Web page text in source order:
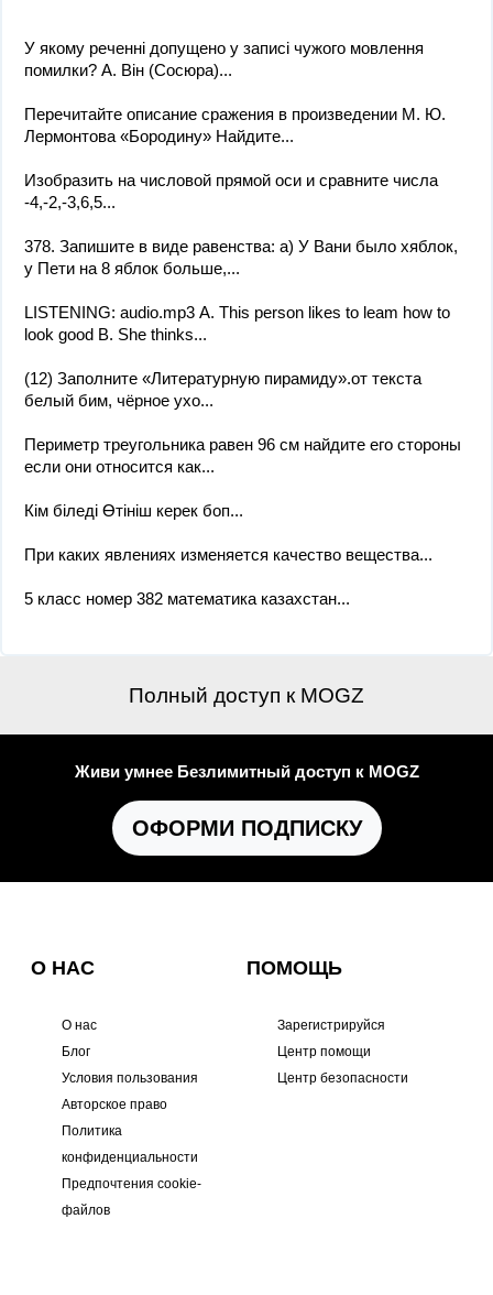
У якому реченні допущено у записі чужого мовлення
помилки? А. Він (Сосюра)...
Перечитайте описание сражения в произведении М. Ю.
Лермонтова «Бородину» Найдите...
Изобразить на числовой прямой оси и сравните числа
-4,-2,-3,6,5​...
378. Запишите в виде равенства: а) У Вани было хяблок,
у Пети на 8 яблок больше,...
LISTENING: audio.mp3 А. This person likes to leam how to
look good B. She thinks...
(12) Заполните «Литературную пирамиду».от текста
белый бим, чёрное ухо​...
Периметр треугольника равен 96 см найдите его стороны
если они относится как...
Кім біледі Өтініш керек боп...
При каких явлениях изменяется качество вещества...
5 класс номер 382 математика казахстан...
Полный доступ к MOGZ
Живи умнее Безлимитный доступ к MOGZ
ОФОРМИ ПОДПИСКУ
О НАС
О нас
Блог
Условия пользования
Авторское право
Политика
конфиденциальности
Предпочтения cookie-
файлов
ПОМОЩЬ
Зарегистрируйся
Центр помощи
Центр безопасности